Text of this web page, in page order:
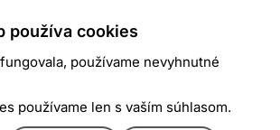
používa cookies
používame nevyhnutné
používame len s vaším súhlasom.